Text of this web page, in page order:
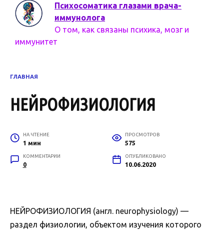
Психосоматика глазами врача-
иммунолога
О том, как связаны психика, мозг и
иммунитет
ГЛАВНАЯ
НЕЙРОФИЗИОЛОГИЯ
НА ЧТЕНИЕ
1 мин
ПРОСМОТРОВ
575
КОММЕНТАРИИ
0
ОПУБЛИКОВАНО
10.06.2020
НЕЙРОФИЗИОЛОГИЯ (англ. neurophysiology) —
раздел физиологии, объектом изучения которого